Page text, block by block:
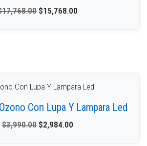
17,768.00 $15,768.00
Con Lupa Y Lampara Led
$3,990.00 $2,984.00